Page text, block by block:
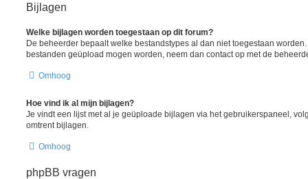
Bijlagen
Welke bijlagen worden toegestaan op dit forum?
De beheerder bepaalt welke bestandstypes al dan niet toegestaan
bestanden geüpload mogen worden, neem dan contact op met de
Omhoog
Hoe vind ik al mijn bijlagen?
Je vindt een lijst met al je geüploade bijlagen via het gebruikerspaneel,
omtrent bijlagen.
Omhoog
phpBB vragen